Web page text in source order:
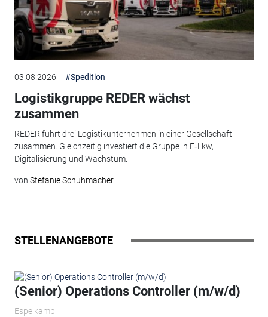
03.08.2026 #Spedition
Logistikgruppe REDER wächst
zusammen
REDER führt drei Logistikunternehmen in einer Gesellschaft
zusammen. Gleichzeitig investiert die Gruppe in E‑Lkw,
Digitalisierung und Wachstum.
von Stefanie Schuhmacher
STELLENANGEBOTE
(Senior) Operations Controller (m/w/d)
Espelkamp